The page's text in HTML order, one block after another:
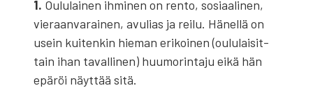
1. Oulu­lai­nen ihmi­nen on ren­to, sosi­aa­li­nen,
vie­raan­va­rai­nen, avu­lias ja rei­lu. Hänel­lä on
usein kui­ten­kin hie­man eri­koi­nen (oulu­lai­sit­
tain ihan taval­li­nen) huu­mo­rin­ta­ju eikä hän
epä­röi näyt­tää sitä.